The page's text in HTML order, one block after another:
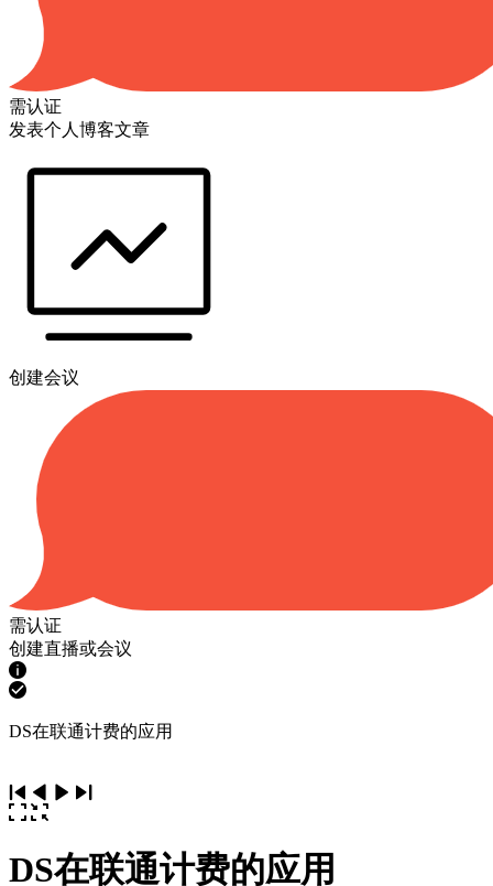
需认证
发表个人博客文章
创建会议
需认证
创建直播或会议
DS在联通计费的应用
DS在联通计费的应用